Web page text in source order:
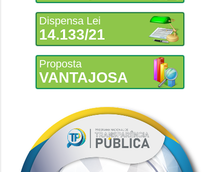
Dispensa Lei
14.133/21
Proposta
VANTAJOSA